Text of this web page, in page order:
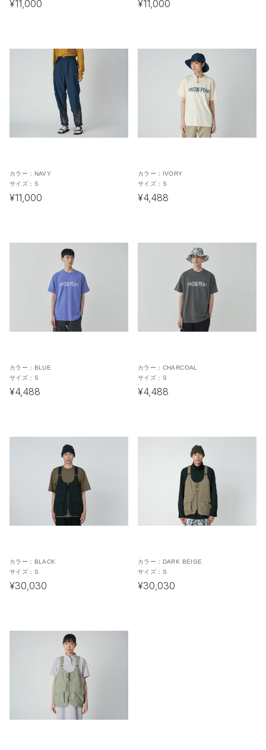
¥11,000 ¥11,000
カラー： NAVY
サイズ： S
¥11,000
カラー： IVORY
サイズ： S
¥4,488
カラー： BLUE
サイズ： S
¥4,488
カラー： CHARCOAL
サイズ： S
¥4,488
カラー： BLACK
サイズ： S
¥30,030
カラー： DARK BEIGE
サイズ： S
¥30,030